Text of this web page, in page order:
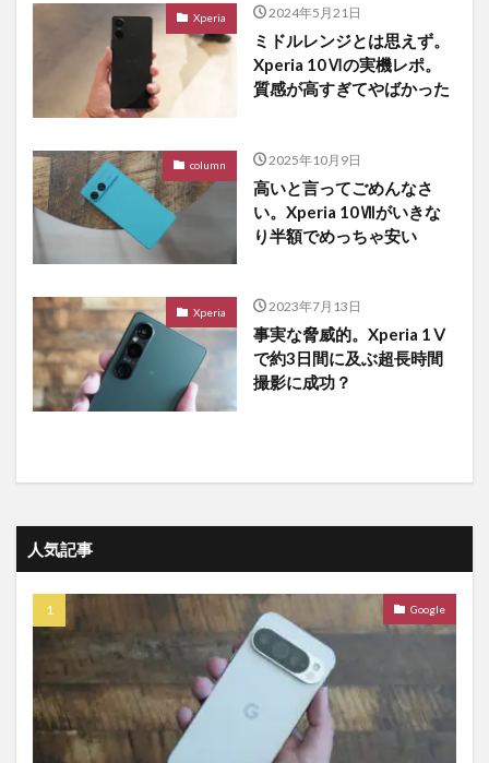
Xperia 2024年5月21日
ミドルレンジとは思えず。
Xperia 10Ⅵの実機レポ。
質感が高すぎてやばかった
column 2025年10月9日
高いと言ってごめんなさ
い。Xperia 10Ⅶがいきな
り半額でめっちゃ安い
Xperia 2023年7月13日
事実な脅威的。Xperia 1Ⅴ
で約3日間に及ぶ超長時間
撮影に成功？
人気記事
Google